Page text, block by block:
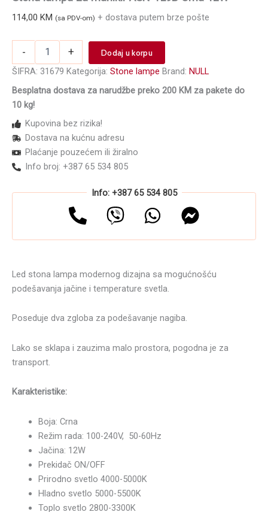
114,00 KM (sa PDV-om) + dostava putem brze pošte
-
za
ASN-
TL9B
12W
količina
+
Dodaj u korpu
ŠIFRA: 31679 Kategorija: Stone lampe Brand: NULL
Besplatna dostava za narudžbe preko 200 KM za pakete do
10 kg!
Kupovina bez rizika!
Dostava na kućnu adresu
Plaćanje pouzećem ili žiralno
Info broj: +387 65 534 805
Info: +387 65 534 805
Led stona lampa modernog dizajna sa mogućnošću
podešavanja jačine i temperature svetla.
Poseduje dva zgloba za podešavanje nagiba.
Lako se sklapa i zauzima malo prostora, pogodna je za
transport.
Karakteristike:
Boja: Crna
Režim rada: 100-240V, 50-60Hz
Jačina: 12W
Prekidač ON/OFF
Prirodno svetlo 4000-5000K
Hladno svetlo 5000-5500K
Toplo svetlo 2800-3300K